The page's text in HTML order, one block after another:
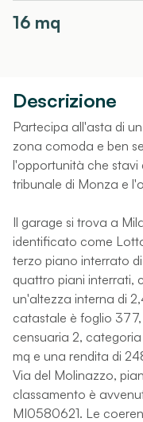
16 mq
Descrizione
Partecipa all'asta di
zona comoda e ben
l'opportunità che stavi
tribunale di Monza e
Il garage si trova a
identificato come
terzo piano interrato
quattro piani interrati,
un'altezza interna di
catastale è foglio
censuaria 2,
mq e una rendita di
Via del Molinazzo,
classamento è
MI0580621. Le